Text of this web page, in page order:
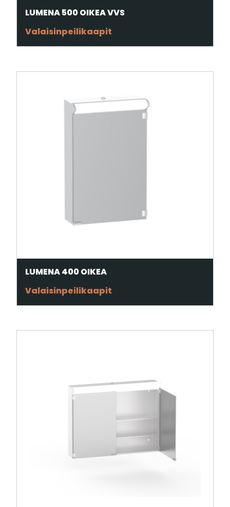
LUMENA 500 OIKEA VVS
Valaisinpeilikaapit
LUMENA 400 OIKEA
Valaisinpeilikaapit